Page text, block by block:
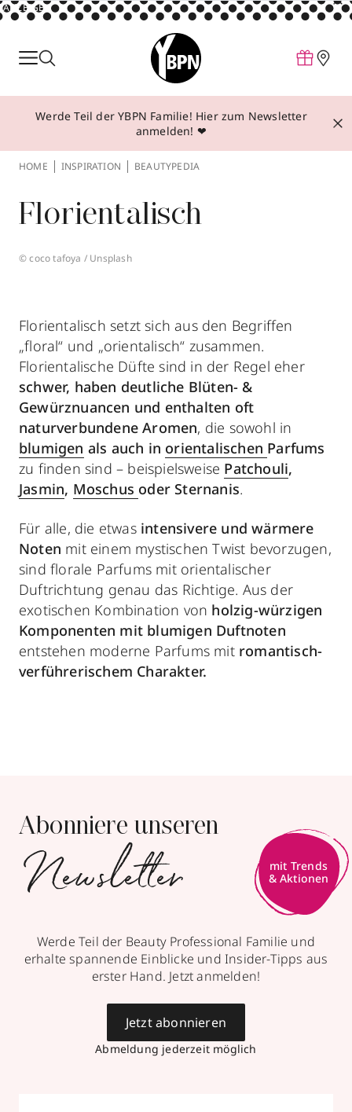
ANZEIGE
Parfum
Make-up
Behandlungen
Über YBPN
Aktionen
Werde Teil der YBPN Familie! Hier zum Newsletter
anmelden! ❤
HOME INSPIRATION BEAUTYPEDIA
Florientalisch
© coco tafoya / Unsplash
Florientalisch setzt sich aus den Begriffen
„floral“ und „orientalisch“ zusammen.
Florientalische Düfte sind in der Regel eher
schwer, haben deutliche Blüten- &
Gewürznuancen und enthalten oft
naturverbundene Aromen, die sowohl in
blumigen als auch in orientalischen Parfums
zu finden sind – beispielsweise Patchouli,
Jasmin, Moschus oder Sternanis.
Für alle, die etwasintensivere und wärmere
Noten mit einem mystischen Twist bevorzugen,
sind florale Parfums mit orientalischer
Duftrichtung genau das Richtige. Aus der
exotischen Kombination von holzig-würzigen
Komponenten mit blumigen Duftnoten
entstehen moderne Parfums mit romantisch-
verführerischem Charakter.
Abonniere unseren
Newsletter
mit Trends
& Aktionen
Werde Teil der Beauty Professional Familie und
erhalte spannende Einblicke und Insider-Tipps aus
erster Hand. Jetzt anmelden!
Abmeldung jederzeit möglich
Jetzt abonnieren